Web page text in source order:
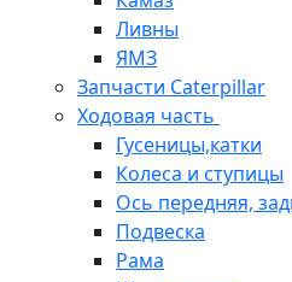
Ливны
ЯМЗ
Запчасти Caterpillar
Ходовая часть
Гусеницы,катки
Колеса и ступицы
Ось передняя,
Подвеска
Рама